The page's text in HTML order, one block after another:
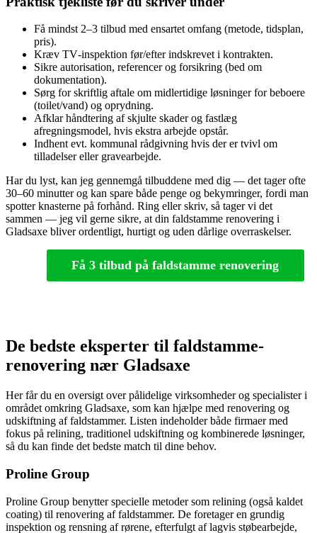
Få mindst 2–3 tilbud med ensartet omfang (metode, tidsplan,
pris).
Kræv TV‑inspektion før/efter indskrevet i kontrakten.
Sikre autorisation, referencer og forsikring (bed om
dokumentation).
Sørg for skriftlig aftale om midlertidige løsninger for beboere
(toilet/vand) og oprydning.
Afklar håndtering af skjulte skader og fastlæg
afregningsmodel, hvis ekstra arbejde opstår.
Indhent evt. kommunal rådgivning hvis der er tvivl om
tilladelser eller gravearbejde.
Har du lyst, kan jeg gennemgå tilbuddene med dig — det tager ofte
30–60 minutter og kan spare både penge og bekymringer, fordi man
spotter knasterne på forhånd. Ring eller skriv, så tager vi det
sammen — jeg vil gerne sikre, at din faldstamme renovering i
Gladsaxe bliver ordentligt, hurtigt og uden dårlige overraskelser.
Få 3 tilbud på faldstamme renovering
De bedste eksperter til faldstamme-
renovering nær Gladsaxe
Her får du en oversigt over pålidelige virksomheder og specialister i
området omkring Gladsaxe, som kan hjælpe med renovering og
udskiftning af faldstammer. Listen indeholder både firmaer med
fokus på relining, traditionel udskiftning og kombinerede løsninger,
så du kan finde det bedste match til dine behov.
Proline Group
Proline Group benytter specielle metoder som relining (også kaldet
coating) til renovering af faldstammer. De foretager en grundig
inspektion og rensning af rørene, efterfulgt af lagvis støbearbejde,